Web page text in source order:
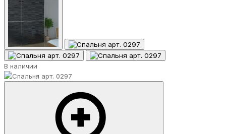
В наличии